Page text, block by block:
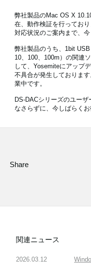
Support
Store Locator
Location
弊社製品のMac OS X
在、動作検証を行ってお
対応状況のご案内まで、
弊社製品のうち、1bit
10、100、100m）の関連
して、Yosemiteにアップ
不具合が発生しておりま
業中です。
DS-DACシリーズのユー
なさらずに、今しばらくお
Share
関連ニュース
2026.03.12